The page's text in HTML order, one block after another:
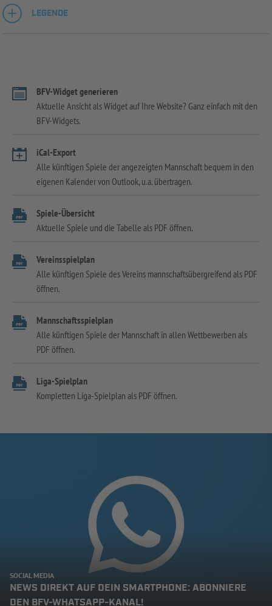
LEGENDE
BFV-Widget generieren
Aktuelle Ansicht als Widget auf Ihre Website? Ganz einfach mit den
BFV-Widgets.
iCal-Export
Alle künftigen Spiele der angezeigten Mannschaft bequem in den
eigenen Kalender von Outlook, u.a. übertragen.
Spiele-Übersicht
Aktuelle Spiele und die Tabelle als PDF öffnen.
Vereinsspielplan
Alle künftigen Spiele des Vereins mannschaftsübergreifend als PDF
öffnen.
Mannschaftsspielplan
Alle künftigen Spiele der Mannschaft in allen Wettbewerben als
PDF öffnen.
Liga-Spielplan
Kompletten Liga-Spielplan als PDF öffnen.
SOCIAL MEDIA
NEWS DIREKT AUF DEIN SMARTPHONE: ABONNIERE
DEN BFV-WHATSAPP-KANAL!